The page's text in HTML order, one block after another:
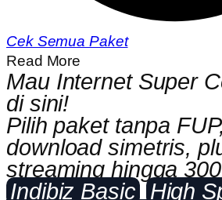
Cek Semua Paket
Read More
Mau Internet Super
di sini!
Pilih paket tanpa
download simetris,
streaming hingga
Indibiz Basic
High